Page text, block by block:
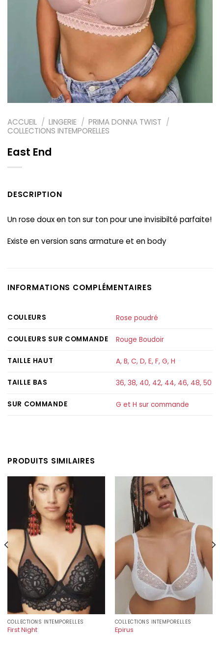
ACCUEIL / LINGERIE / PRIMA DONNA TWIST /
COLLECTIONS INTEMPORELLES
East End
DESCRIPTION
Un rose doux en ton sur ton pour une invisibilté parfaite!
Existe en version sans armature et en body
INFORMATIONS COMPLÉMENTAIRES
COULEURS Rose poudré
COULEURS SUR COMMANDE Rouge Boudoir
TAILLE HAUT A, B, C, D, E, F, G, H
TAILLE BAS 36, 38, 40, 42, 44, 46, 48, 50
SUR COMMANDE G et H sur commande
PRODUITS SIMILAIRES
COLLECTIONS INTEMPORELLES
First Night
COLLECTIONS INTEMPORELLES
Epirus